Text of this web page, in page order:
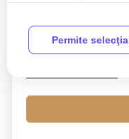
Permite selecţia